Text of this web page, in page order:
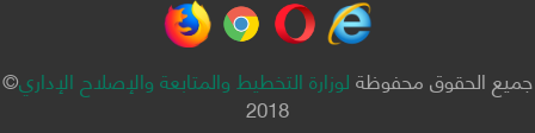
جميع الحقوق محفوظةلوزارة التخطيط والمتابعة والإصلاح الإداري©
2018